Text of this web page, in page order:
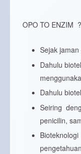
OPO TO ENZIM ?
Sejak
Dahulu
Dahulu
Seiring
penicilin,